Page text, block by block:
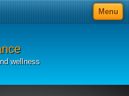
Menu
wellness